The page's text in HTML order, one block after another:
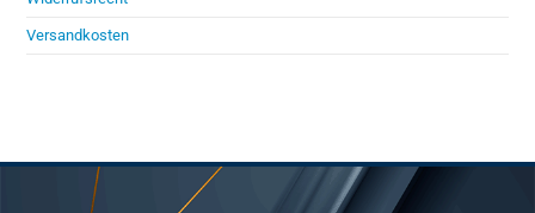
Versandkosten